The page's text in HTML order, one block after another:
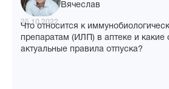
Вячеслав
25.10.2022
Что относится к
препаратам (ИЛП) в аптеке и какие
актуальные правила отпуска?